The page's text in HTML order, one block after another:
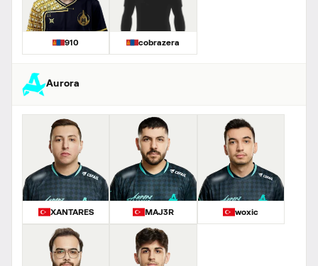
910 cobrazera
Aurora
XANTARES MAJ3R woxic